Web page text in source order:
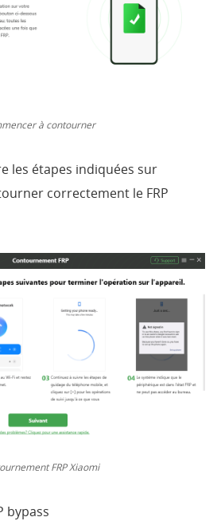
à contourner
les étapes indiquées sur
correctement le FRP
FRP Xiaomi
bypass